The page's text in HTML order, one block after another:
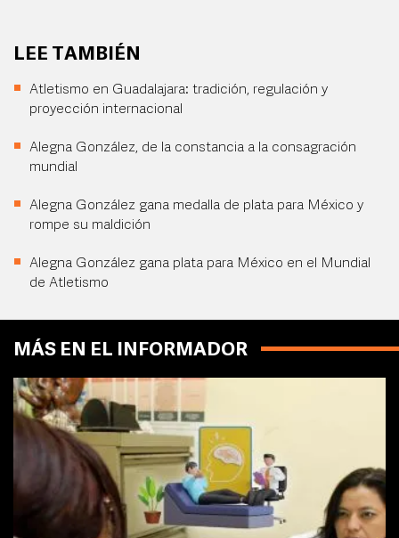
LEE TAMBIÉN
Atletismo en Guadalajara: tradición, regulación y
proyección internacional
Alegna González, de la constancia a la consagración
mundial
Alegna González gana medalla de plata para México y
rompe su maldición
Alegna González gana plata para México en el Mundial
de Atletismo
MÁS EN EL INFORMADOR